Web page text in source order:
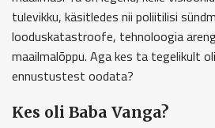
tulevikku, käsitledes nii poliitilisi
looduskatastroofe, tehnoloogia
maailmalõppu. Aga kes ta tegelikult
ennustustest oodata?
Kes oli Baba Vanga?